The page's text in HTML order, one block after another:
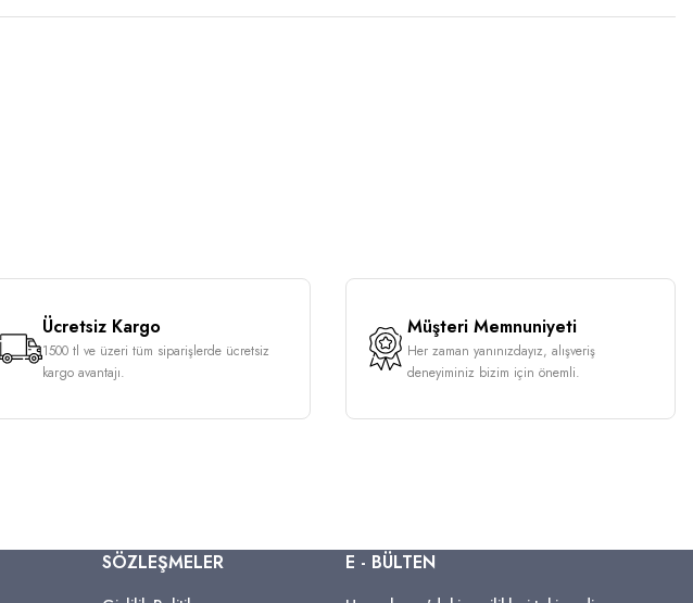
Ücretsiz Kargo
1500 tl ve üzeri tüm siparişlerde ücretsiz
kargo avantajı.
Müşteri Memnuniyeti
Her zaman yanınızdayız, alışveriş
deneyiminiz bizim için önemli.
SÖZLEŞMELER E - BÜLTEN